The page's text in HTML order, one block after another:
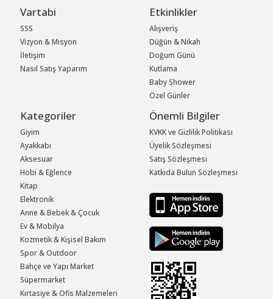
Vartabi
SSS
Vizyon & Misyon
İletişim
Nasıl Satış Yaparım
Etkinlikler
Alışveriş
Düğün & Nikah
Doğum Günü
Kutlama
Baby Shower
Özel Günler
Kategoriler
Giyim
Ayakkabı
Aksesuar
Hobi & Eğlence
Kitap
Elektronik
Anne & Bebek & Çocuk
Ev & Mobilya
Kozmetik & Kişisel Bakım
Spor & Outdoor
Bahçe ve Yapı Market
Süpermarket
Kırtasiye & Ofis Malzemeleri
Önemli Bilgiler
KVKK ve Gizlilik Politikası
Üyelik Sözleşmesi
Satış Sözleşmesi
Katkıda Bulun Sözleşmesi